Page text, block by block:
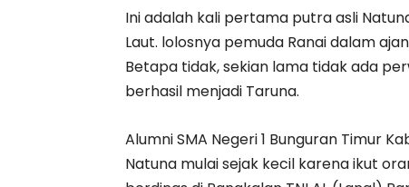
Ini adalah kali pertama putra asli
Laut. lolosnya pemuda Ranai dalam
Betapa tidak, sekian lama tidak ada
berhasil menjadi Taruna.
Alumni SMA Negeri 1 Bunguran Timur
Natuna mulai sejak kecil karena ikut